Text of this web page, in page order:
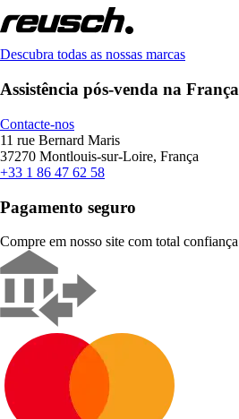
Descubra todas as nossas marcas
Assistência pós-venda na França
Contacte-nos
11 rue Bernard Maris
37270 Montlouis-sur-Loire, França
+33 1 86 47 62 58
Pagamento seguro
Compre em nosso site com total confiança